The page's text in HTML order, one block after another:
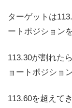
ターゲットは
ートポジション
113.30が割れた
ョートポジショ
113.60を超えて